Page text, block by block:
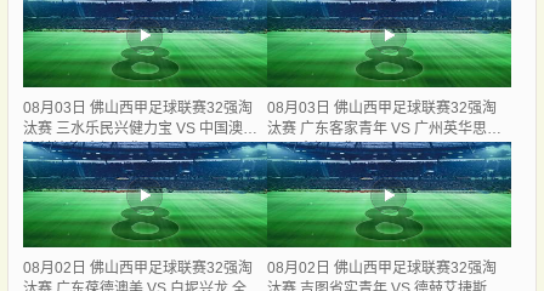
08月03日 佛山西甲足球联赛32强淘
汰赛 三水乐民兴健力宝 VS 中国澳门
澳科精英 全场录像
08月03日 佛山西甲足球联赛32强淘
汰赛 广东客家青年 VS 广州英华思力
U17 全场录像
08月02日 佛山西甲足球联赛32强淘
08月02日 佛山西甲足球联赛32强淘